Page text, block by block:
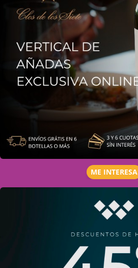
ME INTERESA